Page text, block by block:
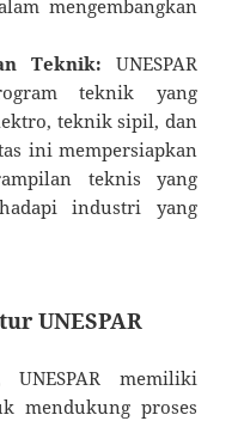
mengembangkan
Teknik: UNESPAR
teknik yang
teknik sipil, dan
ini mempersiapkan
teknis yang
industri yang
UNESPAR
UNESPAR memiliki
mendukung proses